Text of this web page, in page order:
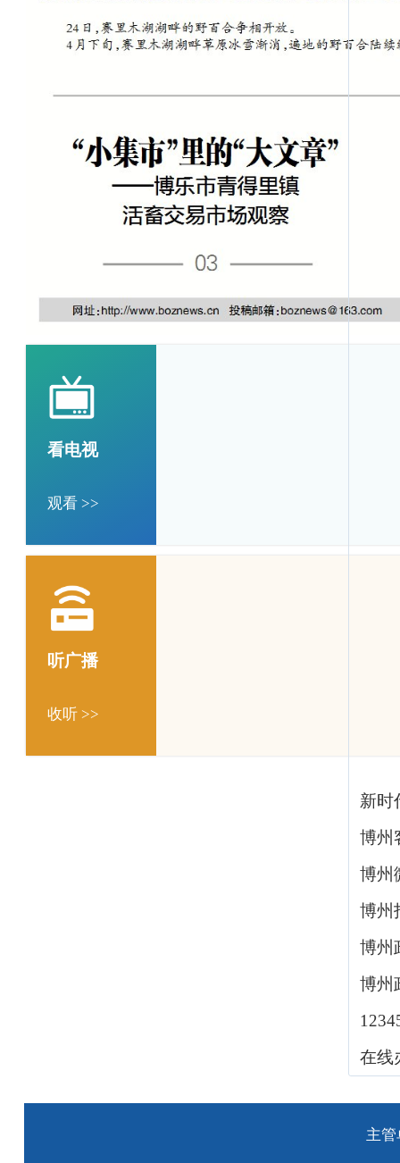
看电视
观看 >>
听广播
收听 >>
新时
博州
博州
博州
博州
博州
在线
主